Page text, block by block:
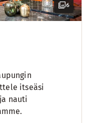
6
itseäsi
nauti